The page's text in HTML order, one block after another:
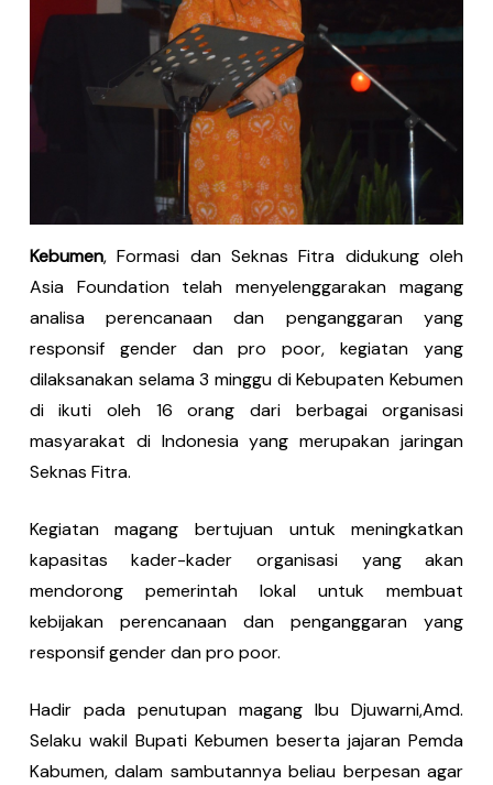
Kebumen, Formasi dan Seknas Fitra didukung oleh
Asia Foundation telah menyelenggarakan magang
analisa perencanaan dan penganggaran yang
responsif gender dan pro poor, kegiatan yang
dilaksanakan selama 3 minggu di Kebupaten Kebumen
di ikuti oleh 16 orang dari berbagai organisasi
masyarakat di Indonesia yang merupakan jaringan
Seknas Fitra.
Kegiatan magang bertujuan untuk meningkatkan
kapasitas kader-kader organisasi yang akan
mendorong pemerintah lokal untuk membuat
kebijakan perencanaan dan penganggaran yang
responsif gender dan pro poor.
Hadir pada penutupan magang Ibu Djuwarni,Amd.
Selaku wakil Bupati Kebumen beserta jajaran Pemda
Kabumen, dalam sambutannya beliau berpesan agar